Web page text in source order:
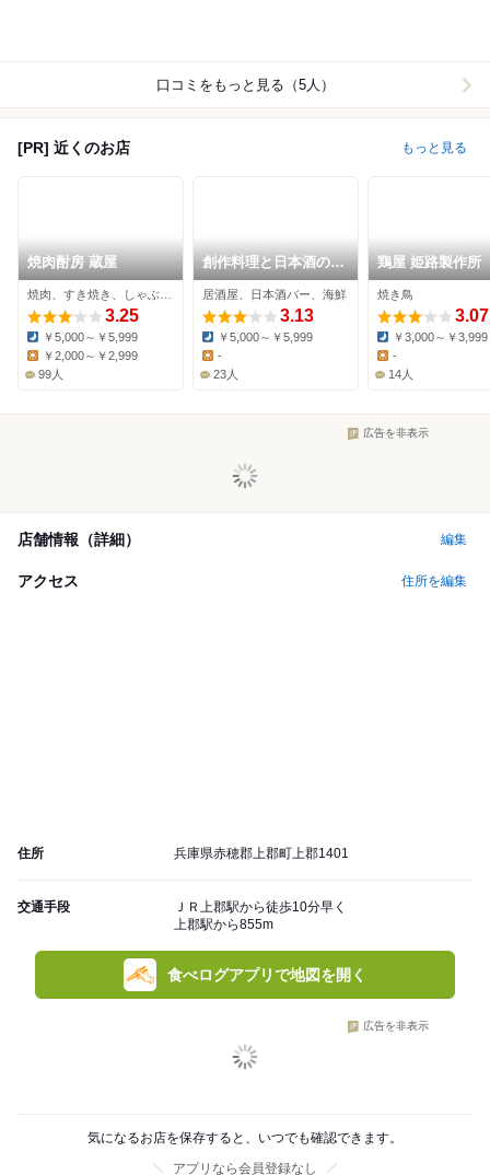
口コミをもっと見る（5人）
[PR] 近くのお店 もっと見る
焼肉酎房 蔵屋
3.25
Dinner:
￥5,000～￥5,999
Lunch:
￥2,000～￥2,999
99人
創作料理と日本酒のお
店 夢番地
居酒屋、日本酒バー、海鮮
3.13
Dinner:
￥5,000～￥5,999
Lunch:
-
23人
鶏屋 姫路製作所
焼き鳥
3.07
Dinner:
￥3,000～￥3,999
Lunch:
-
14人
広告を非表示
店舗情報（詳細） 編集
アクセス 住所を編集
住所 兵庫県赤穂郡上郡町上郡1401
交通手段
ＪＲ上郡駅から徒歩10分早く
上郡駅から855m
食べログアプリで地図を開く
広告を非表示
気になるお店を保存すると、いつでも確認できます。
アプリなら会員登録なし